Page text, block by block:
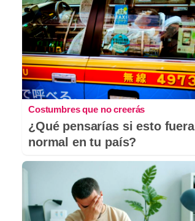
Costumbres que no creerás
¿Qué pensarías si esto fuera
normal en tu país?